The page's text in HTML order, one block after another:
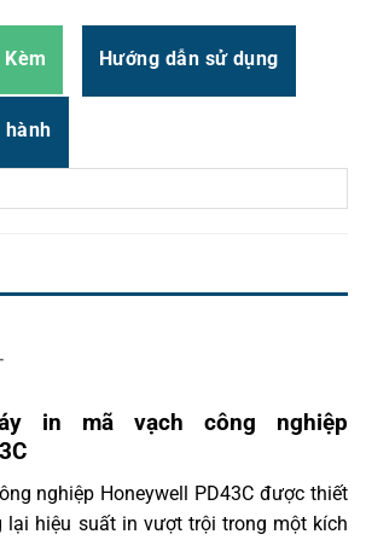
Hướng dẫn sử dụng
hành
in mã vạch công nghiệp
nghiệp Honeywell PD43C được thiết
lại hiệu suất in vượt trội trong một kích